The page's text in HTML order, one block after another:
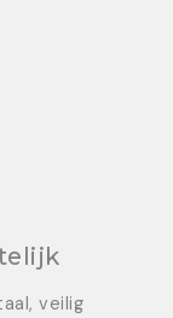
veilig